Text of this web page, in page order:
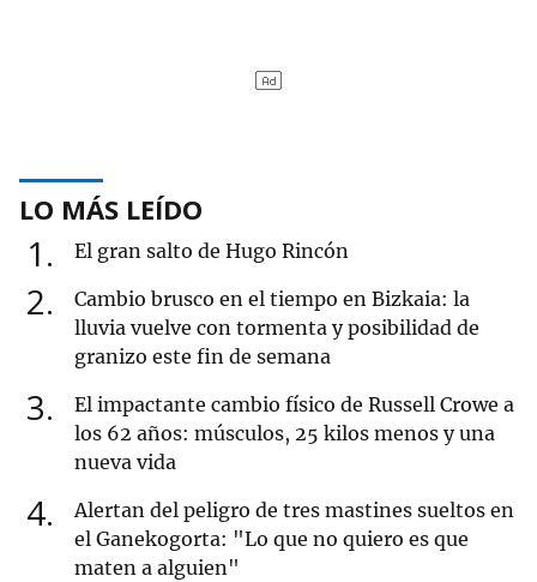
LO MÁS LEÍDO
1 El gran salto de Hugo Rincón
2
Cambio brusco en el tiempo en Bizkaia: la
lluvia vuelve con tormenta y posibilidad de
granizo este fin de semana
3
El impactante cambio físico de Russell Crowe a
los 62 años: músculos, 25 kilos menos y una
nueva vida
4
Alertan del peligro de tres mastines sueltos en
el Ganekogorta: "Lo que no quiero es que
maten a alguien"